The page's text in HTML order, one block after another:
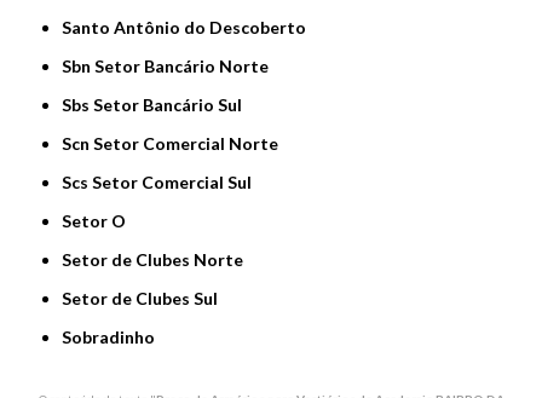
Santo Antônio do Descoberto
Sbn Setor Bancário Norte
Sbs Setor Bancário Sul
Scn Setor Comercial Norte
Scs Setor Comercial Sul
Setor O
Setor de Clubes Norte
Setor de Clubes Sul
Sobradinho